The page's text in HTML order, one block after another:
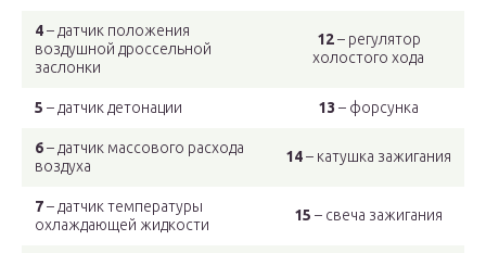
4– датчик положения
воздушной дроссельной
заслонки
12– регулятор
холостого хода
5 – датчик детонации 13 – форсунка
6– датчик массового расхода
воздуха
14– катушка зажигания
7– датчик температуры
охлаждающей жидкости
15 – свеча зажигания